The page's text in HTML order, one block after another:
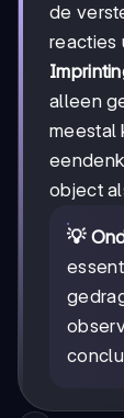
de
reacties
alleen
meestal
object
💡